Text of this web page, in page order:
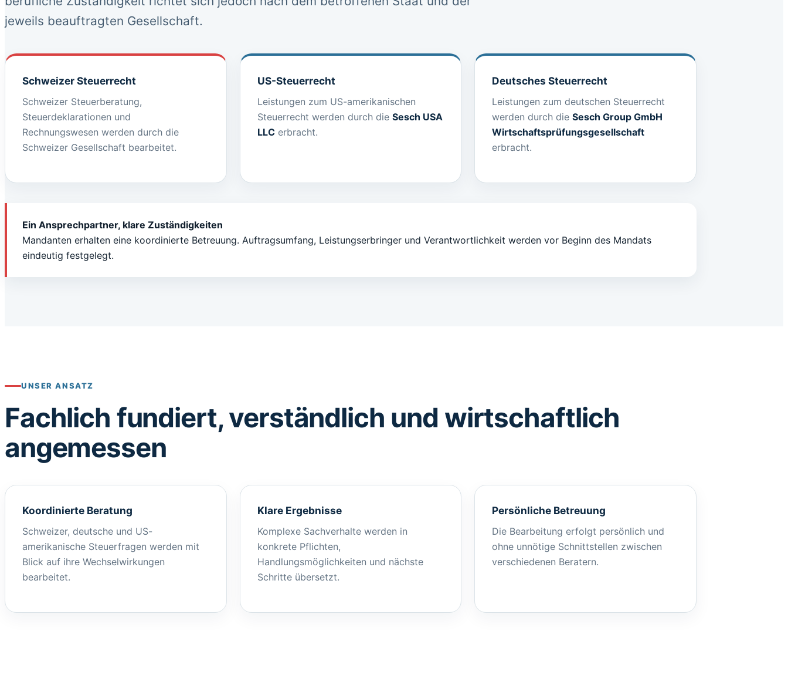
jeweils beauftragten Gesellschaft.
Schweizer Steuerrecht
Schweizer Steuerberatung,
Steuerdeklarationen und
Rechnungswesen werden durch die
Schweizer Gesellschaft bearbeitet.
US-Steuerrecht
Leistungen zum US-amerikanischen
Steuerrecht werden durch die Sesch USA
LLCerbracht.
Deutsches Steuerrecht
Leistungen zum deutschen Steuerrecht
werden durch dieSesch Group GmbH
Wirtschaftsprüfungsgesellschaft
erbracht.
Ein Ansprechpartner, klare Zuständigkeiten
Mandanten erhalten eine koordinierte Betreuung. Auftragsumfang, Leistungserbringer und Verantwortlichkeit werden vor Beginn des Mandats
eindeutig festgelegt.
UNSER ANSATZ
Fachlich fundiert, verständlich und wirtschaftlich
angemessen
Koordinierte Beratung
Schweizer, deutsche und US-
amerikanische Steuerfragen werden mit
Blick auf ihre Wechselwirkungen
bearbeitet.
Klare Ergebnisse
Komplexe Sachverhalte werden in
konkrete Pflichten,
Handlungsmöglichkeiten und nächste
Schritte übersetzt.
Persönliche Betreuung
Die Bearbeitung erfolgt persönlich und
ohne unnötige Schnittstellen zwischen
verschiedenen Beratern.